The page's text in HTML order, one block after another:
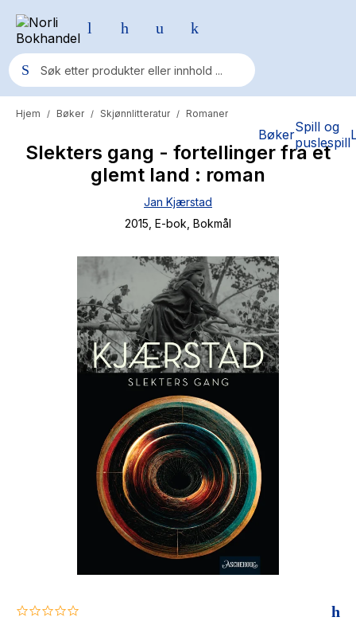
BøkerSpill og
puslespill
Populære søk
Pokemon
One piece
Fury Bound - Sable Sorensen
Elizabeth Strout
Hypopressiv trening
The Housemaid
Hjem / Bøker / Skjønnlitteratur / Romaner
Slekters gang - fortellinger fra et
glemt land : roman
Jan Kjærstad
2015 , E-bok , Bokmål
0.0